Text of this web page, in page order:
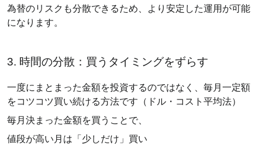
為替のリスクも分散できるため、より安定した運用が可能
になります。
3. 時間の分散：買うタイミングをずらす
一度にまとまった金額を投資するのではなく、毎月一定額
をコツコツ買い続ける方法です（ドル・コスト平均法）
毎月決まった金額を買うことで、
値段が高い月は「少しだけ」買い